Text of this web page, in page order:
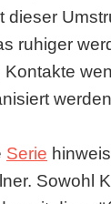
ruhiger
Serie
Sowohl